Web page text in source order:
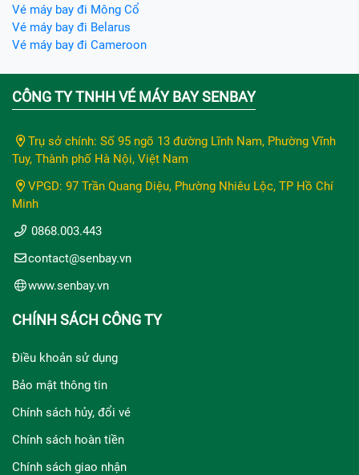
Vé máy bay đi Mông Cổ
Vé máy bay đi Belarus
Vé máy bay đi Cameroon
CÔNG TY TNHH VÉ MÁY BAY SENBAY
Trụ sở chính: Số 95 ngõ 13 đường Lĩnh Nam, Phường Vĩnh
Tuy, Thành phố Hà Nội, Việt Nam
VPGD: 97 Trần Quang Diệu, Phường Nhiêu Lộc, TP Hồ Chí
Minh
0868.003.443
contact@senbay.vn
www.senbay.vn
CHÍNH SÁCH CÔNG TY
Điều khoản sử dụng
Bảo mật thông tin
Chính sách hủy, đổi vé
Chính sách hoàn tiền
Chính sách giao nhận